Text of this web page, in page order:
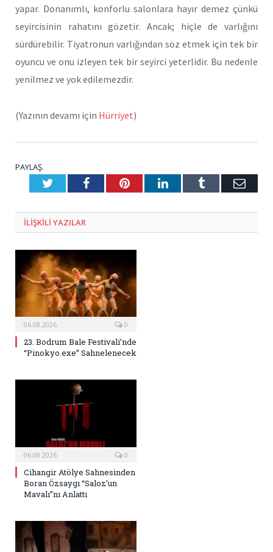
yapar. Donanımlı, konforlu salonlara hayır demez çünkü
seyircisinin rahatını gözetir. Ancak; hiçle de varlığını
sürdürebilir. Tiyatronun varlığından söz etmek için tek bir
oyuncu ve onu izleyen tek bir seyirci yeterlidir. Bu nedenle
yenilmez ve yok edilemezdir.
(Yazının devamı için Hürriyet)
PAYLAŞ.
TwitterFacebookPinterestLinkedInTumblr E-
ILIŞKILI YAZILAR
06.08.2026 0
23. Bodrum Bale Festivali’nde
“Pinokyo.exe” Sahnelenecek
06.08.2026 0
Cihangir Atölye Sahnesinden
Boran Özsaygı “Saloz’un
Mavalı”nı Anlattı